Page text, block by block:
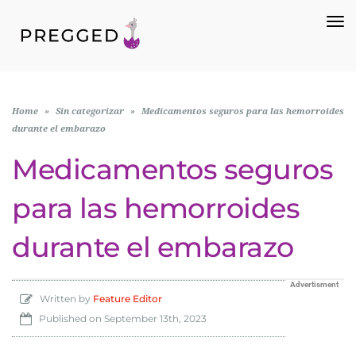
Home » Sin categorizar »
Medicamentos seguros para las hemorroides
durante el embarazo
Medicamentos seguros
para las hemorroides
durante el embarazo
Advertisment
Written by Feature Editor
Published on September 13th, 2023